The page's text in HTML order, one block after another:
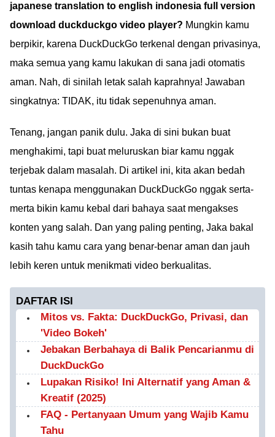
japanese translation to english indonesia full version
download duckduckgo video player? Mungkin kamu
berpikir, karena DuckDuckGo terkenal dengan privasinya,
maka semua yang kamu lakukan di sana jadi otomatis
aman. Nah, di sinilah letak salah kaprahnya! Jawaban
singkatnya: TIDAK, itu tidak sepenuhnya aman.
Tenang, jangan panik dulu. Jaka di sini bukan buat
menghakimi, tapi buat meluruskan biar kamu nggak
terjebak dalam masalah. Di artikel ini, kita akan bedah
tuntas kenapa menggunakan DuckDuckGo nggak serta-
merta bikin kamu kebal dari bahaya saat mengakses
konten yang salah. Dan yang paling penting, Jaka bakal
kasih tahu kamu cara yang benar-benar aman dan jauh
lebih keren untuk menikmati video berkualitas.
DAFTAR ISI
Mitos vs. Fakta: DuckDuckGo, Privasi, dan
'Video Bokeh'
Jebakan Berbahaya di Balik Pencarianmu di
DuckDuckGo
Lupakan Risiko! Ini Alternatif yang Aman &
Kreatif (2025)
FAQ - Pertanyaan Umum yang Wajib Kamu
Tahu